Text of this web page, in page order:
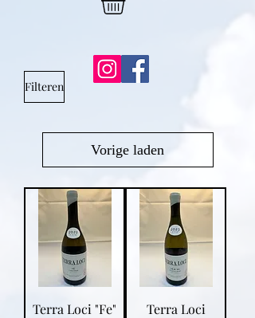
Filteren
Vorige laden
Terra Loci "Fe"
Terra Loci